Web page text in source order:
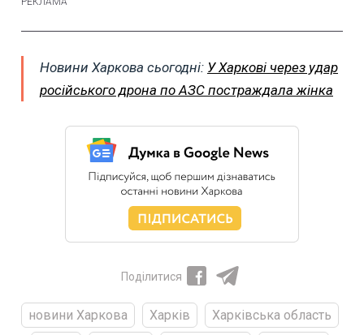
Новини Харкова сьогодні: У Харкові через удар
російського дрона по АЗС постраждала жінка
Поділитися
новини Харкова Харків
Харківська область